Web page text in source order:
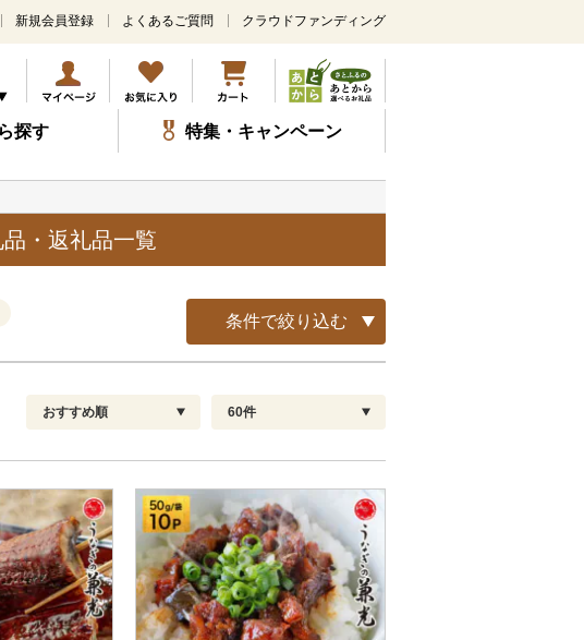
メ
ン
コ
ン
テ
ツ
キ
ッ
新規会員登録 よくあるご質問 クラウドファンディング
探す 特集・キャンペーン
・返礼品一覧
条件で絞り込む
解除
解除
配送指定 解除
お届け日時指定可
お届け時間帯指定可
発送される月指定可
その他 解除
さとふる限定のお礼品
おすすめ順
新着順
レビュー件数順
レビュー評価順
寄付金額が高い順
寄付金額が低い順
60件
60
90
120